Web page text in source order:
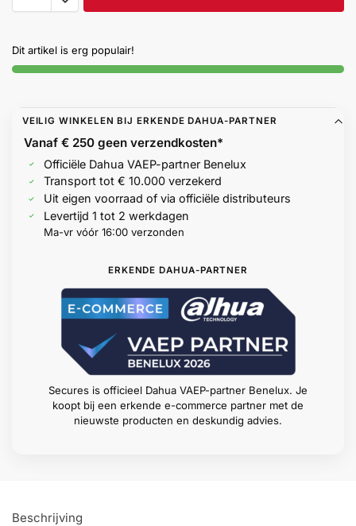
Dit artikel is erg populair!
VEILIG WINKELEN BIJ ERKENDE DAHUA-PARTNER
Vanaf € 250 geenverzendkosten*
Officiële Dahua VAEP-partner Benelux
Transport tot € 10.000 verzekerd
Uit eigen voorraad of via officiële distributeurs
Levertijd 1 tot 2 werkdagen
Ma-vr vóór 16:00 verzonden
ERKENDE DAHUA-PARTNER
Secures is officieel Dahua VAEP-partner Benelux. Je
koopt bij een erkende e-commerce partner met de
nieuwste producten en deskundig advies.
Beschrijving